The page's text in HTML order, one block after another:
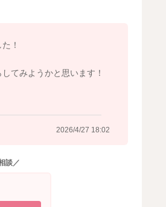
が少し慎重なタイプでは
！
てみようかと思います！
2026/4/27 18:02
談／